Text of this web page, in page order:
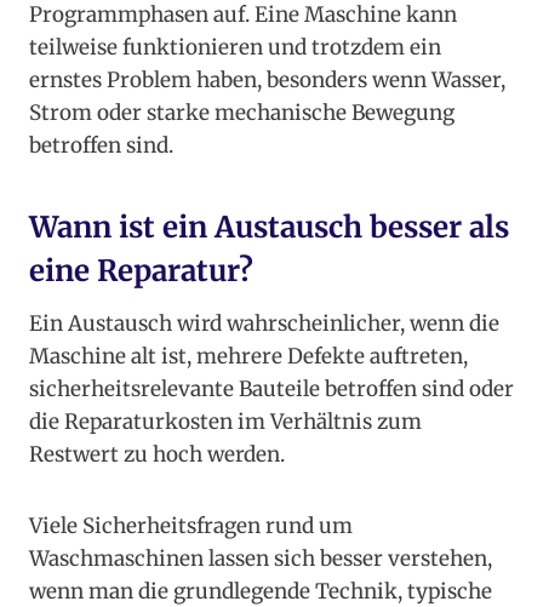
Programmphasen auf. Eine Maschine kann
teilweise funktionieren und trotzdem ein
ernstes Problem haben, besonders wenn Wasser,
Strom oder starke mechanische Bewegung
betroffen sind.
Wann ist ein Austausch besser als
eine Reparatur?
Ein Austausch wird wahrscheinlicher, wenn die
Maschine alt ist, mehrere Defekte auftreten,
sicherheitsrelevante Bauteile betroffen sind oder
die Reparaturkosten im Verhältnis zum
Restwert zu hoch werden.
Viele Sicherheitsfragen rund um
Waschmaschinen lassen sich besser verstehen,
wenn man die grundlegende Technik, typische